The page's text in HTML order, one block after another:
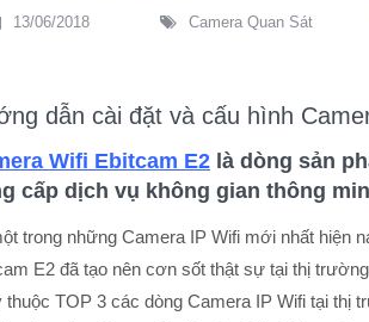
13/06/2018 Camera Quan Sát
dẫn cài đặt và cấu hình
Wifi Ebitcam E2 là dòng sản
cấp dịch vụ không gian thông
trong những Camera IP Wifi mới nhất hiện
E2 đã tạo nên cơn sốt thật sự tại thị
thuộc TOP 3 các dòng Camera IP Wifi tại thị